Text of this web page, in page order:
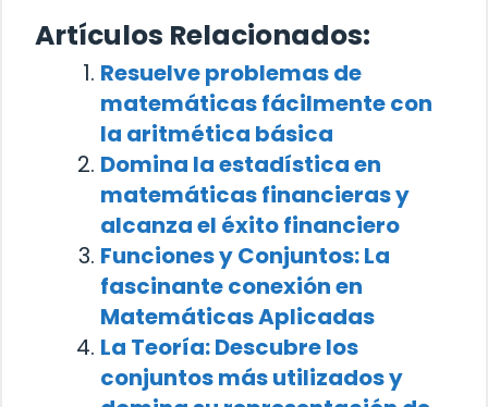
Artículos Relacionados:
Resuelve problemas de
matemáticas fácilmente con
la aritmética básica
Domina la estadística en
matemáticas financieras y
alcanza el éxito financiero
Funciones y Conjuntos: La
fascinante conexión en
Matemáticas Aplicadas
La Teoría: Descubre los
conjuntos más utilizados y